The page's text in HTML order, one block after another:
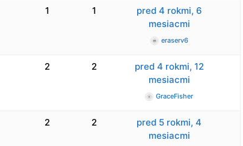
1 1
pred 4 rokmi, 6
mesiacmi
eraserv6
2 2
pred 4 rokmi, 12
mesiacmi
GraceFisher
2 2
pred 5 rokmi, 4
mesiacmi